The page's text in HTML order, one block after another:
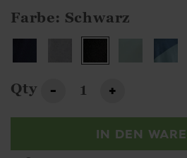
Farbe: Schwarz
Qty - +
IN DEN